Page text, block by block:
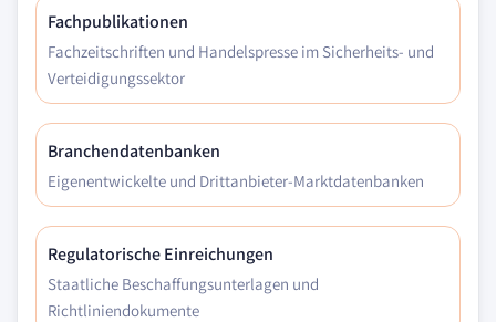
Fachpublikationen
Fachzeitschriften und Handelspresse im Sicherheits- und
Verteidigungssektor
Branchendatenbanken
Eigenentwickelte und Drittanbieter-Marktdatenbanken
Regulatorische Einreichungen
Staatliche Beschaffungsunterlagen und
Richtliniendokumente